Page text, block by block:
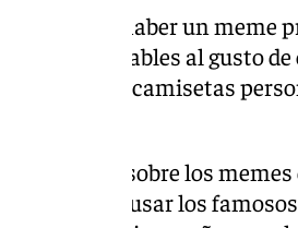
que puede haber un
sean adaptables al gusto
un stock de camisetas
un paneo sobre los
se pueden usar los